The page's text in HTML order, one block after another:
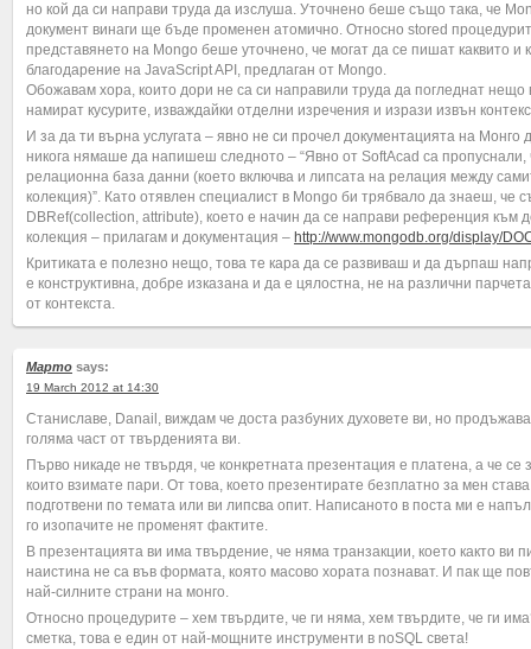
но кой да си направи труда да изслуша. Уточнено беше също така, че
документ винаги ще бъде променен атомично. Относно stored
представянето на Mongo беше уточнено, че могат да се пишат каквито и
благодарение на JavaScript API, предлаган от Mongo.
Обожавам хора, които дори не са си направили труда да погледнат нещо
намират кусурите, изваждайки отделни изречения и изрази извън
И за да ти върна услугата – явно не си прочел документацията на
никога нямаше да напишеш следното – “Явно от SoftAcad са
релационна база данни (което включва и липсата на релация между
колекция)”. Като отявлен специалист в Mongo би трябвало да знаеш, че
DBRef(collection, attribute), което е начин да се направи референция към
колекция – прилагам и документация – http://www.mongodb.org/display/
Критиката е полезно нещо, това те кара да се развиваш и да дърпаш
е конструктивна, добре изказана и да е цялостна, не на различни
от контекста.
Марто says:
19 March 2012 at 14:30
Станиславе, Danail, виждам че доста разбуних духовете ви, но
голяма част от твърденията ви.
Първо никаде не твърдя, че конкретната презентация е платена, а че се
които взимате пари. От това, което презентирате безплатно за мен
подготвени по темата или ви липсва опит. Написаното в поста ми е
го изопачите не променят фактите.
В презентацията ви има твърдение, че няма транзакции, което както ви
наистина не са във формата, която масово хората познават. И пак ще
най-силните страни на монго.
Относно процедурите – хем твърдите, че ги няма, хем твърдите, че ги
сметка, това е един от най-мощните инструменти в noSQL света!